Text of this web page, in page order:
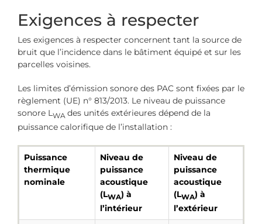
Exigences à respecter
Les exigences à respecter concernent tant la source de
bruit que l’incidence dans le bâtiment équipé et sur les
parcelles voisines.
Les limites d’émission sonore des PAC sont fixées par le
règlement (UE) n° 813/2013. Le niveau de puissance
sonore LWA des unités extérieures dépend de la
puissance calorifique de l’installation :
Puissance
thermique
nominale
Niveau de
puissance
acoustique
(LWA) à
l’intérieur
Niveau de
puissance
acoustique
(LWA) à
l’extérieur